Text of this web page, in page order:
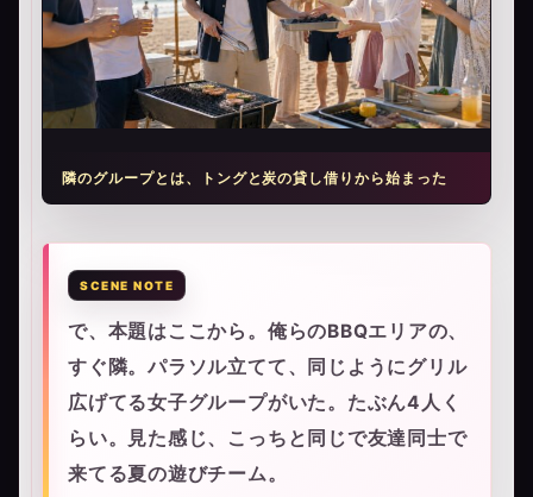
隣のグループとは、トングと炭の貸し借りから始まった
で、本題はここから。俺らのBBQエリアの、
すぐ隣。パラソル立てて、同じようにグリル
広げてる女子グループがいた。たぶん4人く
らい。見た感じ、こっちと同じで友達同士で
来てる夏の遊びチーム。